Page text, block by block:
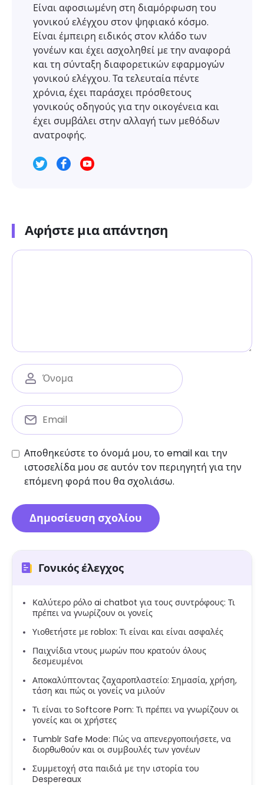
Είναι αφοσιωμένη στη διαμόρφωση του
γονικού ελέγχου στον ψηφιακό κόσμο.
Είναι έμπειρη ειδικός στον κλάδο των
γονέων και έχει ασχοληθεί με την αναφορά
και τη σύνταξη διαφορετικών εφαρμογών
γονικού ελέγχου. Τα τελευταία πέντε
χρόνια, έχει παράσχει πρόσθετους
γονικούς οδηγούς για την οικογένεια και
έχει συμβάλει στην αλλαγή των μεθόδων
ανατροφής.
Αφήστε μια απάντηση
Αποθηκεύστε το όνομά μου, το email και την
ιστοσελίδα μου σε αυτόν τον περιηγητή για την
επόμενη φορά που θα σχολιάσω.
Γονικός έλεγχος
Καλύτερο ρόλο ai chatbot για τους συντρόφους: Τι
πρέπει να γνωρίζουν οι γονείς
Υιοθετήστε με roblox: Τι είναι και είναι ασφαλές
Παιχνίδια ντους μωρών που κρατούν όλους
δεσμευμένοι
Αποκαλύπτοντας ζαχαροπλαστείο: Σημασία, χρήση,
τάση και πώς οι γονείς να μιλούν
Τι είναι το Softcore Porn: Τι πρέπει να γνωρίζουν οι
γονείς και οι χρήστες
Tumblr Safe Mode: Πώς να απενεργοποιήσετε, να
διορθωθούν και οι συμβουλές των γονέων
Συμμετοχή στα παιδιά με την ιστορία του
Despereaux